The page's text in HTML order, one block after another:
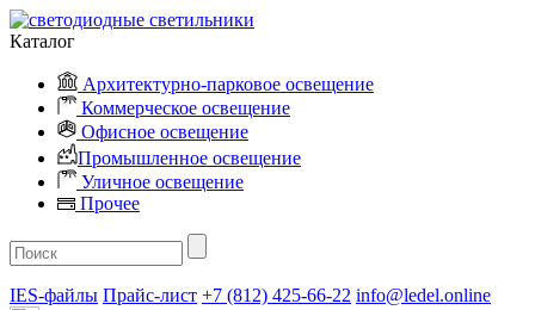
Каталог
Архитектурно-парковое освещение
Коммерческое освещение
Офисное освещение
Промышленное освещение
Уличное освещение
Прочее
IES-файлы Прайс-лист +7 (812) 425-66-22 info@ledel.online